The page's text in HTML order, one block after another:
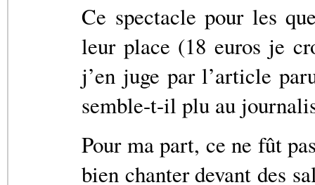
Ce spectacle pour les
leur place (18 euros je
j’en juge par l’article
semble-t-il plu au
Pour ma part, ce ne fût
bien chanter devant des